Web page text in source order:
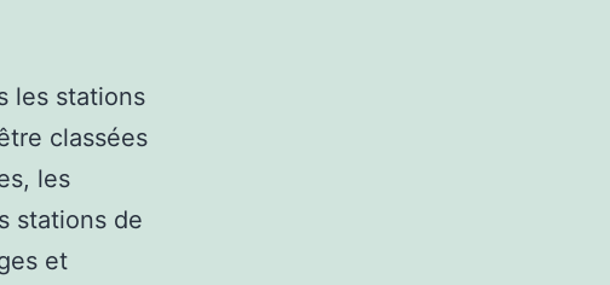
les stations
classées
les
stations de
et